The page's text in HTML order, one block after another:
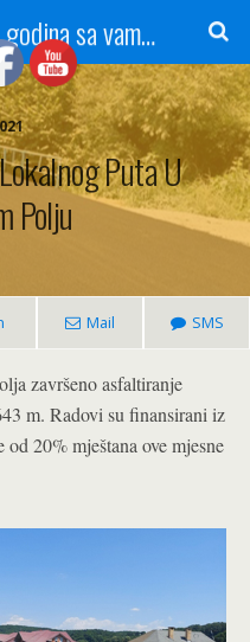
Radio Gradačac - 56 godina sa vama...
Puta U
Polju
Mail SMS
završeno asfaltiranje
m. Radovi su finansirani iz
od 20% mještana ove mjesne